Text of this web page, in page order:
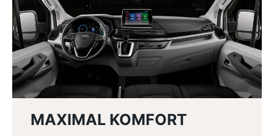
MAXIMAL KOMFORT